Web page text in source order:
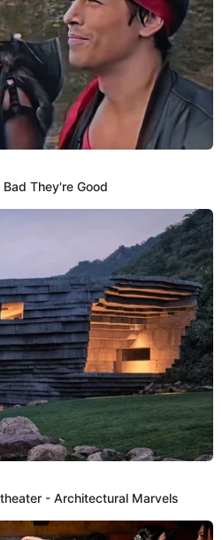
ONLINE Y GRATIS:
serie romántica completa
de Sara y Ezio en 'Ámame todo
de uno. Conoce dónde puedes